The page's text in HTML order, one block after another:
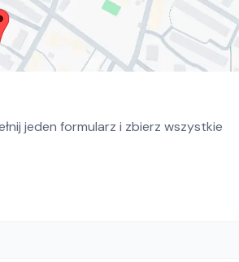
jeden formularz i zbierz wszystkie